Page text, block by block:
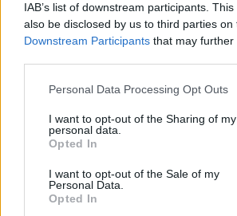
IAB’s list of downstream participants.
also be disclosed by us to third parties on
Downstream Participants that may
Please note that this website/app uses
not limited to your visit or usage
grant or deny consent to Google and its
use your data for below specified
consent section.
Personal Data Processing Opt Outs
I want to opt-out of the Sharing of my
personal data.
Opted In
I want to opt-out of the Sale of my
Personal Data.
Opted In
Ο Γκουαρδιόλα παρηγόρησε τον
- Μάντσεστερ Σίτι
Ο Πεπ Γκουαρδιόλα και ο Λερόι
εγκάρδιο τετ-α-τετ μετά το τέλος
Μάντσεστερ Σίτι, με τον Καταλανό
παρηγορεί τον πρώην παίκτη του
τον αποκλεισμό της ομάδας του